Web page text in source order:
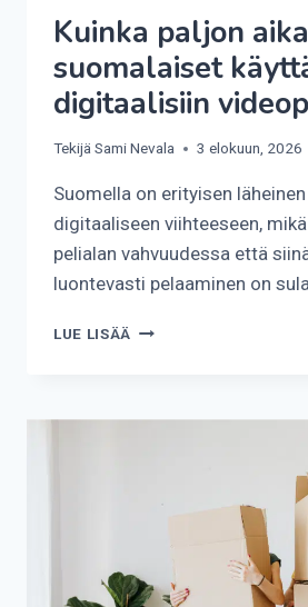
Kuinka paljon
suomalaiset
digitaalisiin
TekijäSami Nevala 3 elokuun, 2026
Suomella on erityisen
digitaaliseen viihteeseen,
pelialan vahvuudessa että
luontevasti pelaaminen on
LUE LISÄÄ KUINKA
KÄYTTÄVÄT